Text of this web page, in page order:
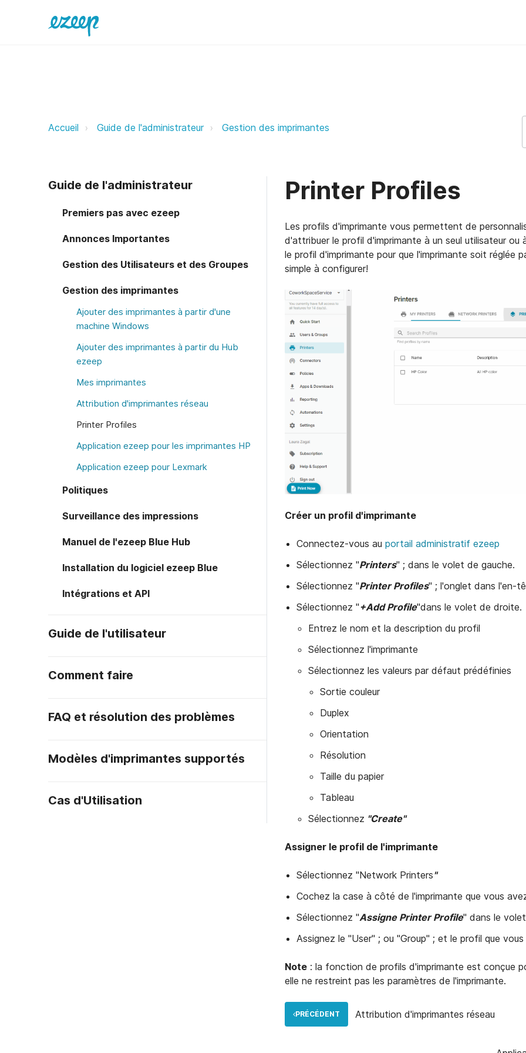
Printer Profiles ezeep Support Support
Accueil Guide de l'administrateur Gestion des imprimantes
Guide de l'administrateur
Premiers pas avec ezeep
Annonces Importantes
Gestion des Utilisateurs et des Groupes
Gestion des imprimantes
Ajouter des imprimantes à partir d'une
machine Windows
Ajouter des imprimantes à partir du Hub
ezeep
Mes imprimantes
Attribution d'imprimantes réseau
Printer Profiles
Application ezeep pour les imprimantes HP
Application ezeep pour Lexmark
Politiques
Surveillance des impressions
Manuel de l'ezeep Blue Hub
Installation du logiciel ezeep Blue
Intégrations et API
Guide de l'utilisateur
Comment faire
FAQ et résolution des problèmes
Modèles d'imprimantes supportés
Cas d'Utilisation
Printer Profiles
Les profils d'imprimante vous permettent de
d'attribuer le profil d'imprimante à un seul utilisateur
le profil d'imprimante pour que l'imprimante soit réglée
simple à configurer!
Créer un profil d'imprimante
Connectez-vous au portail administratif ezeep
Sélectionnez "Printers" ; dans le volet de gauche.
Sélectionnez "Printer Profiles" ; l'onglet dans l'en-
Sélectionnez "+Add Profile"dans le volet de droite.
Entrez le nom et la description du profil
Sélectionnez l'imprimante
Sélectionnez les valeurs par défaut prédéfinies
Sortie couleur
Duplex
Orientation
Résolution
Taille du papier
Tableau
Sélectionnez "Create"
Assigner le profil de l'imprimante
Sélectionnez "Network Printers"
Cochez la case à côté de l'imprimante que vous
Sélectionnez "Assigne Printer Profile" dans le
Assignez le "User" ; ou "Group" ; et le profil que
Note : la fonction de profils d'imprimante est conçue
elle ne restreint pas les paramètres de l'imprimante.
PRÉCÉDENT Attribution d'imprimantes réseau